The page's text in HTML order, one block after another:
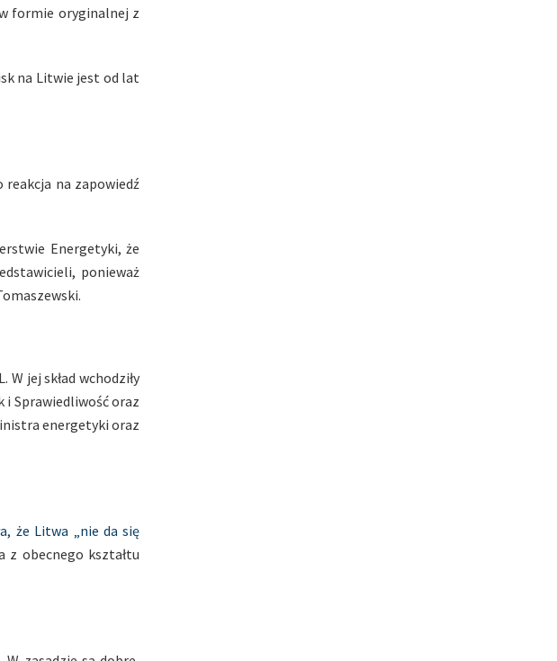
formie oryginalnej z
na Litwie jest od lat
reakcja na zapowiedź
Energetyki, że
ponieważ
jej skład wchodziły
i Sprawiedliwość oraz
energetyki oraz
że Litwa „nie da się
z obecnego kształtu